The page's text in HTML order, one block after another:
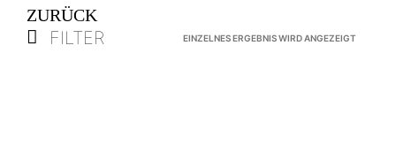
ZURÜCK
FILTER EINZELNES ERGEBNIS WIRD ANGEZEIGT